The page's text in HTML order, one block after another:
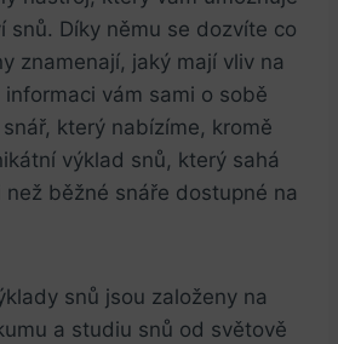
snů. Díky němu‍ se dozvíte co
znamenají, jaký mají vliv na
⁣vám sami o sobě
který ⁣nabízíme,⁣ kromě⁢
výklad​ snů, který ⁤sahá
běžné snáře dostupné na
snů jsou založeny‌ na
⁣a studiu ​snů ‌od⁣ světově